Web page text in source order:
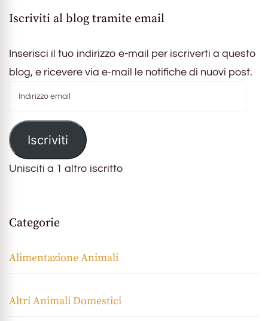
Iscriviti al blog tramite email
Inserisci il tuo indirizzo e-mail per iscriverti a questo
blog, e ricevere via e-mail le notifiche di nuovi post.
email
Iscriviti
Unisciti a 1 altro iscritto
Categorie
Alimentazione Animali
Altri Animali Domestici